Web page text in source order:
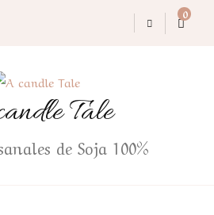
0
Tale
de Soja 100%